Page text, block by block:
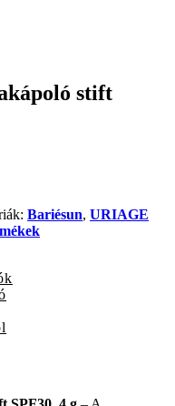
stift
Bariésun, URIAGE